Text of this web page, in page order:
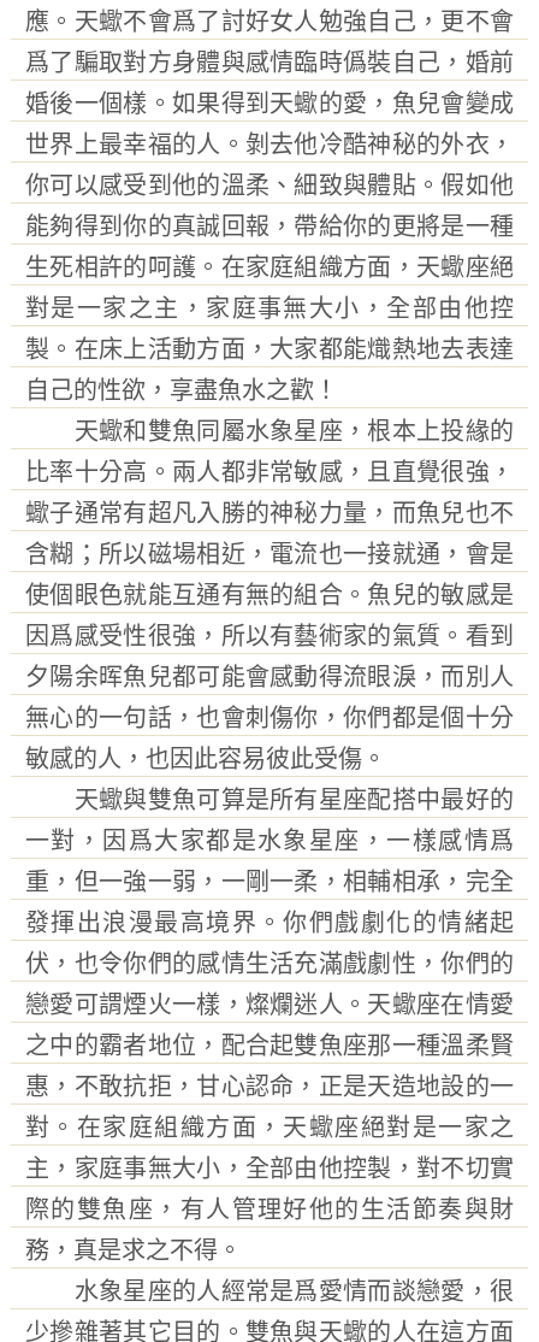
應。天蠍不會爲了討好女人勉強自己，更不會
爲了騙取對方身體與感情臨時僞裝自己，婚前
婚後一個樣。如果得到天蠍的愛，魚兒會變成
世界上最幸福的人。剝去他冷酷神秘的外衣，
你可以感受到他的溫柔、細致與體貼。假如他
能夠得到你的真誠回報，帶給你的更將是一種
生死相許的呵護。在家庭組織方面，天蠍座絕
對是一家之主，家庭事無大小，全部由他控
製。在床上活動方面，大家都能熾熱地去表達
自己的性欲，享盡魚水之歡！
天蠍和雙魚同屬水象星座，根本上投緣的
比率十分高。兩人都非常敏感，且直覺很強，
蠍子通常有超凡入勝的神秘力量，而魚兒也不
含糊；所以磁場相近，電流也一接就通，會是
使個眼色就能互通有無的組合。魚兒的敏感是
因爲感受性很強，所以有藝術家的氣質。看到
夕陽余晖魚兒都可能會感動得流眼淚，而別人
無心的一句話，也會刺傷你，你們都是個十分
敏感的人，也因此容易彼此受傷。
天蠍與雙魚可算是所有星座配搭中最好的
一對，因爲大家都是水象星座，一樣感情爲
重，但一強一弱，一剛一柔，相輔相承，完全
發揮出浪漫最高境界。你們戲劇化的情緒起
伏，也令你們的感情生活充滿戲劇性，你們的
戀愛可謂煙火一樣，燦爛迷人。天蠍座在情愛
之中的霸者地位，配合起雙魚座那一種溫柔賢
惠，不敢抗拒，甘心認命，正是天造地設的一
對。在家庭組織方面，天蠍座絕對是一家之
主，家庭事無大小，全部由他控製，對不切實
際的雙魚座，有人管理好他的生活節奏與財
務，真是求之不得。
水象星座的人經常是爲愛情而談戀愛，很
少摻雜著其它目的。雙魚與天蠍的人在這方面